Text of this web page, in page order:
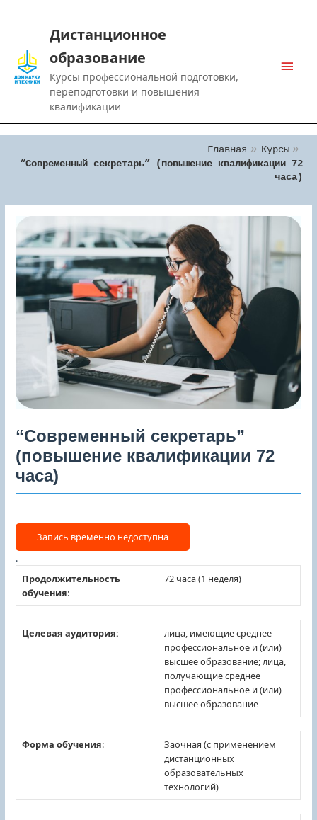
Дистанционное
образование
Курсы профессиональной подготовки,
переподготовки и повышения
квалификации
Main
Главная
Курсы
“Современный секретарь” (повышение квалификации 72
часа)
“Современный секретарь”
(повышение квалификации 72
часа)
.
Продолжительность
обучения:
72 часа (1 неделя)
Целевая аудитория:
лица, имеющие среднее
профессиональное и (или)
высшее образование; лица,
получающие среднее
профессиональное и (или)
высшее образование
Форма обучения:
Заочная (с применением
дистанционных
образовательных
технологий)